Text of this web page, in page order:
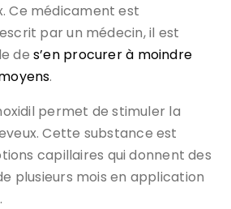
Ce médicament est
par un médecin, il est
de s’en procurer à moindre
.
permet de stimuler la
Cette substance est
capillaires qui donnent des
plusieurs mois en application